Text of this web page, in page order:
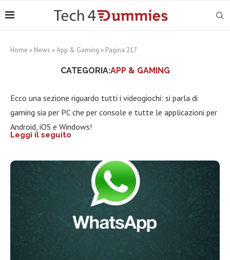
Home » News »App & Gaming » Pagina 217
CATEGORIA:APP & GAMING
Ecco una sezione riguardo tutti i videogiochi: si parla di
gaming sia per PC che per console e tutte le applicazioni per
Android, iOS e Windows!
Leggi il seguito